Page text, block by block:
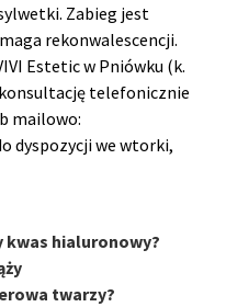
Zabieg jest
rekonwalescencji.
Estetic w Pniówku (k.
telefonicznie
mailowo:
dyspozycji we wtorki,
kwas hialuronowy?
twarzy?